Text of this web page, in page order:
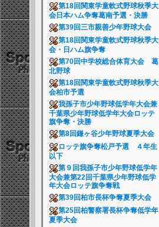
第18回関東学童軟式野球秋季大
会日本ハム争奪葛南予選・決勝
第39回三市親善少年野球大会
第18回関東学童軟式野球秋季大
会・日ハム旗争奪
第70回中学校総合体育大会 葛
北野球
第18回関東学童軟式野球秋季大
会柏市予選
我孫子市少年野球低学年大会兼
千葉県少年野球低学年大会ロッテ
旗争奪・決勝
第8回鎌ヶ谷少年野球夏季大会
ロッテ旗争奪松戸予選 ４年生
以下
第９回我孫子市少年野球低学年
大会兼第22回千葉県少年野球低学
年大会ロッテ旗争奪戦
第39回柏市長杯争奪夏季大会
第25回柏警察署長杯争奪低学年
夏季大会